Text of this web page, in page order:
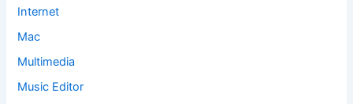
Internet
Mac
Multimedia
Music Editor